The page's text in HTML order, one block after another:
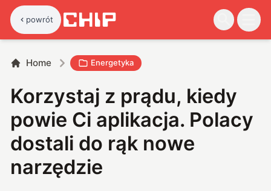
powrót
Home Energetyka
Korzystaj z prądu, kiedy
powie Ci aplikacja. Polacy
dostali do rąk nowe
narzędzie